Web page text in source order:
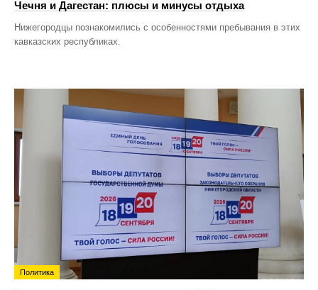
Чечня и Дагестан: плюсы и минусы отдыха
Нижегородцы познакомились с особенностями пребывания в этих
кавказских республиках.
Политика